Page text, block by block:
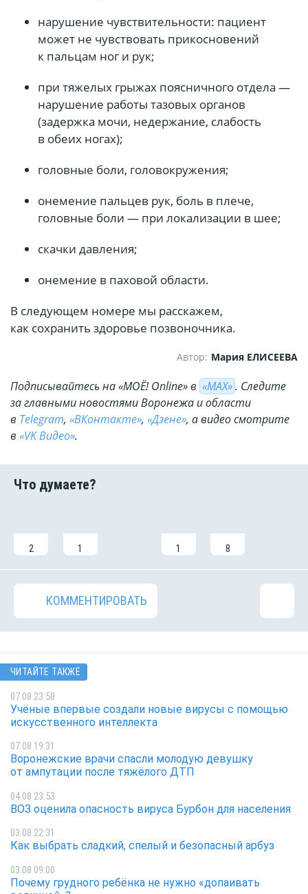
нарушение чувствительности: пациент
может не чувствовать прикосновений
к пальцам ног и рук;
при тяжелых грыжах поясничного отдела —
нарушение работы тазовых органов
(задержка мочи, недержание, слабость
в обеих ногах);
головные боли, головокружения;
онемение пальцев рук, боль в плече,
головные боли — при локализации в шее;
скачки давления;
онемение в паховой области.
В следующем номере мы расскажем,
как сохранить здоровье позвоночника.
Автор: Мария ЕЛИСЕЕВА
Подписывайтесь на «МОЁ! Online» в «МАХ». Cледите
за главными новостями Воронежа и области
в Telegram, «ВКонтакте», «Дзене», а видео смотрите
в «VK Видео».
2 1 1 8
КОММЕНТИРОВАТЬ
ЧИТАЙТЕ ТАКЖЕ
07.08 23:58
Учёные впервые создали новые вирусы с помощью
искусственного интеллекта
07.08 19:31
Воронежские врачи спасли молодую девушку
от ампутации после тяжёлого ДТП
04.08 23:53
ВОЗ оценила опасность вируса Бурбон для населения
03.08 22:31
Как выбрать сладкий, спелый и безопасный арбуз
03.08 09:00
Почему грудного ребёнка не нужно «допаивать